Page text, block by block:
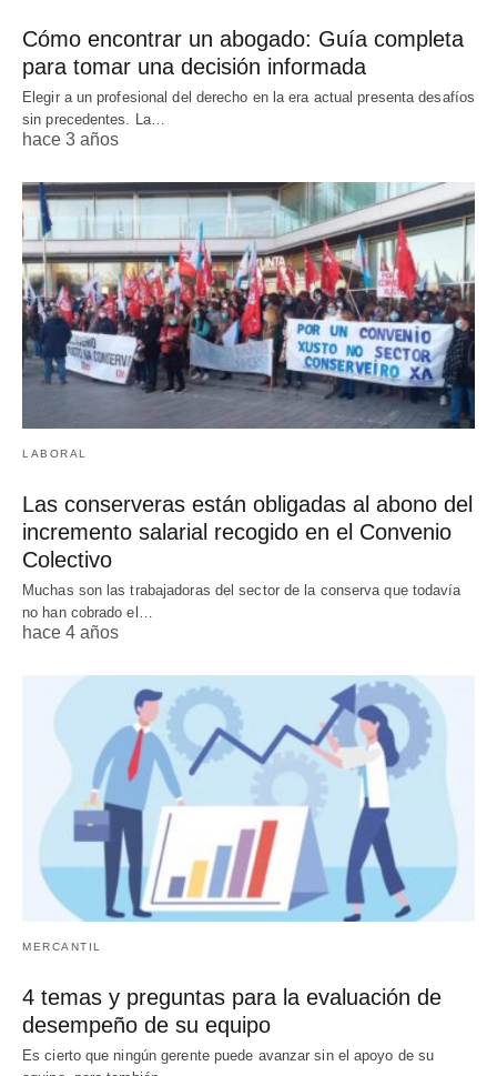
Cómo encontrar un abogado: Guía completa
para tomar una decisión informada
Elegir a un profesional del derecho en la era actual presenta desafíos
sin precedentes. La…
hace 3 años
LABORAL
Las conserveras están obligadas al abono del
incremento salarial recogido en el Convenio
Colectivo
Muchas son las trabajadoras del sector de la conserva que todavía
no han cobrado el…
hace 4 años
MERCANTIL
4 temas y preguntas para la evaluación de
desempeño de su equipo
Es cierto que ningún gerente puede avanzar sin el apoyo de su